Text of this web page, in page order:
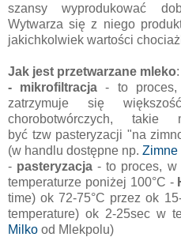
szansy wyprodukować
Wytwarza się z niego
jakichkolwiek wartości
Jak jest przetwarzane mleko:
- mikrofiltracja - to proces,
zatrzymuje się
chorobotwórczych, takie
być tzw pasteryzacji "na
(w handlu dostępne np. Zimne
- pasteryzacja - to proces, w
temperaturze poniżej 100°C -
time) ok 72-75°C przez ok
temperature) ok 2-25sec w
Milko od Mlekpolu)